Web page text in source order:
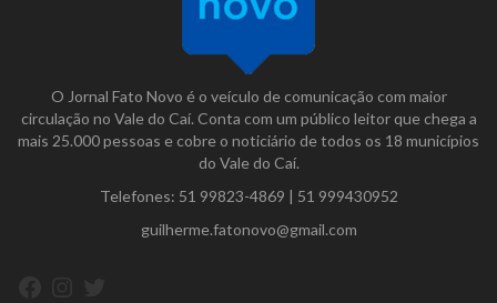
O Jornal Fato Novo é o veículo de comunicação com maior
circulação no Vale do Caí. Conta com um público leitor que chega a
mais 25.000 pessoas e cobre o noticiário de todos os 18 municípios
do Vale do Caí.
Telefones: 51 99823-4869 | 51 999430952
guilherme.fatonovo@gmail.com